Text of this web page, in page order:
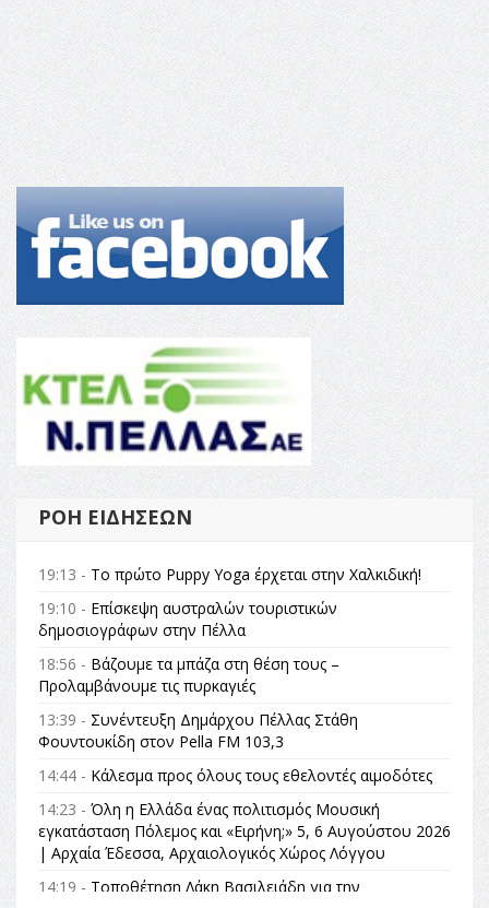
ΡΟΉ ΕΙΔΉΣΕΩΝ
19:13 - Το πρώτο Puppy Yoga έρχεται στην Χαλκιδική!
19:10 - Επίσκεψη αυστραλών τουριστικών
δημοσιογράφων στην Πέλλα
18:56 - Βάζουμε τα μπάζα στη θέση τους –
Προλαμβάνουμε τις πυρκαγιές
13:39 - Συνέντευξη Δημάρχου Πέλλας Στάθη
Φουντουκίδη στον Pella FM 103,3
14:44 - Κάλεσμα προς όλους τους εθελοντές αιμοδότες
14:23 - Όλη η Ελλάδα ένας πολιτισμός Μουσική
εγκατάσταση Πόλεμος και «Ειρήνη;» 5, 6 Αυγούστου 2026
| Αρχαία Έδεσσα, Αρχαιολογικός Χώρος Λόγγου
14:19 - Τοποθέτηση Λάκη Βασιλειάδη για την